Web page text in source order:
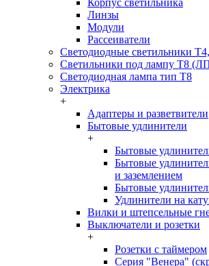
Линзы
Модули
Рассеиватели
Светодиодные светильники
Светильники под лампу Т8
Светодиодная лампа тип T8
Электрика
+
Адаптеры и разветвители
Бытовые удлинители
+
Бытовые
Бытовые
и заземлением
Бытовые
Удлинители на
Вилки и штепсельные
Выключатели и розетки
+
Розетки с таймером
Серия "Венера"